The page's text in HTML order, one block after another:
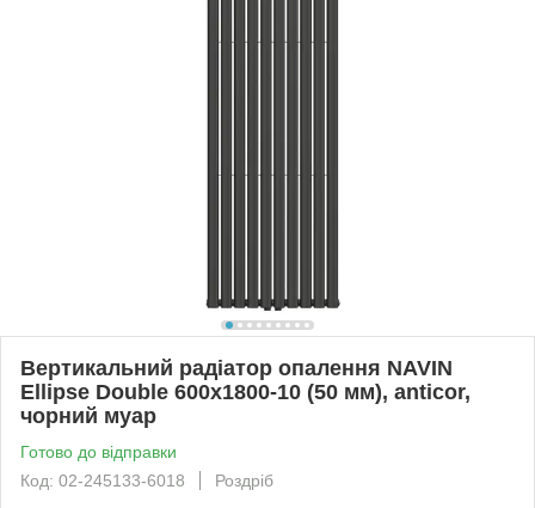
Вертикальний радіатор опалення NAVIN
Ellipse Double 600х1800-10 (50 мм), anticor,
чорний муар
Готово до відправки
Код: 02-245133-6018
Роздріб